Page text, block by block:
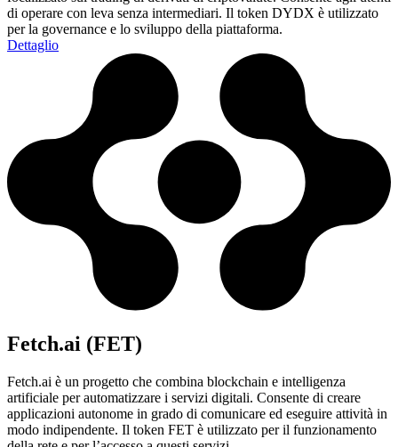
di operare con leva senza intermediari. Il token DYDX è utilizzato
per la governance e lo sviluppo della piattaforma.
Dettaglio
Fetch.ai (FET)
Fetch.ai è un progetto che combina blockchain e intelligenza
artificiale per automatizzare i servizi digitali. Consente di creare
applicazioni autonome in grado di comunicare ed eseguire attività in
modo indipendente. Il token FET è utilizzato per il funzionamento